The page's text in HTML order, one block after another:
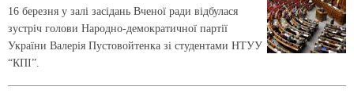
16 березня у залі засідань Вченої ради відбулася
зустріч голови Народно-демократичної партії
України Валерія Пустовойтенка зі студентами НТУУ
“КПІ”.